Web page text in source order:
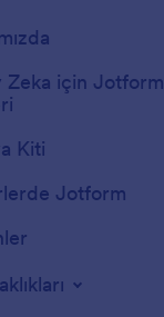
Zeka için Jotform
Kiti
Jotform